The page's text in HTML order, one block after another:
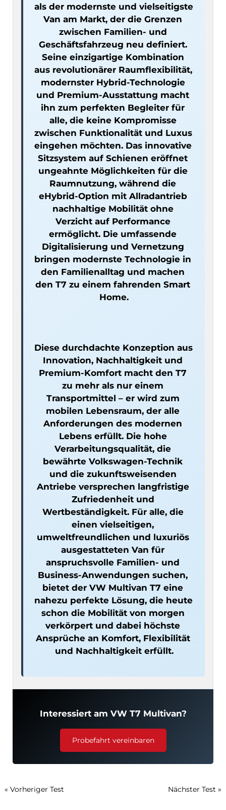
als der modernste und vielseitigste
Van am Markt, der die Grenzen
zwischen Familien- und
Geschäftsfahrzeug neu definiert.
Seine einzigartige Kombination
aus revolutionärer Raumflexibilität,
modernster Hybrid-Technologie
und Premium-Ausstattung macht
ihn zum perfekten Begleiter für
alle, die keine Kompromisse
zwischen Funktionalität und Luxus
eingehen möchten. Das innovative
Sitzsystem auf Schienen eröffnet
ungeahnte Möglichkeiten für die
Raumnutzung, während die
eHybrid-Option mit Allradantrieb
nachhaltige Mobilität ohne
Verzicht auf Performance
ermöglicht. Die umfassende
Digitalisierung und Vernetzung
bringen modernste Technologie in
den Familienalltag und machen
den T7 zu einem fahrenden Smart
Diese durchdachte Konzeption aus
Innovation, Nachhaltigkeit und
Premium-Komfort macht den T7
zu mehr als nur einem
Transportmittel – er wird zum
mobilen Lebensraum, der alle
Anforderungen des modernen
Lebens erfüllt. Die hohe
Verarbeitungsqualität, die
bewährte Volkswagen-Technik
und die zukunftsweisenden
Antriebe versprechen langfristige
Zufriedenheit und
Wertbeständigkeit. Für alle, die
einen vielseitigen,
umweltfreundlichen und luxuriös
ausgestatteten Van für
anspruchsvolle Familien- und
Business-Anwendungen suchen,
bietet der VW Multivan T7 eine
nahezu perfekte Lösung, die heute
schon die Mobilität von morgen
verkörpert und dabei höchste
Ansprüche an Komfort, Flexibilität
und Nachhaltigkeit erfüllt.
Interessiert am VW T7 Multivan?
Probefahrt vereinbaren
« Vorheriger Test Nächster Test »